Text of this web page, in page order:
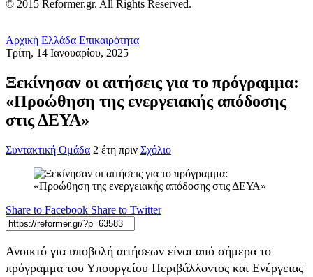
© 2015 Reformer.gr. All Rights Reserved.
Αρχική Ελλάδα Επικαιρότητα
Τρίτη, 14 Ιανουαρίου, 2025
Ξεκίνησαν οι αιτήσεις για το πρόγραμμα:
«Προώθηση της ενεργειακής απόδοσης
στις ΔΕΥΑ»
Συντακτική Ομάδα 2 έτη πριν Σχόλιο
Share to Facebook Share to Twitter
Ανοικτό για υποβολή αιτήσεων είναι από σήμερα το
πρόγραμμα του Υπουργείου Περιβάλλοντος και Ενέργειας